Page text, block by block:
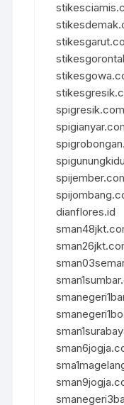
spigresik.com
dianflores.id